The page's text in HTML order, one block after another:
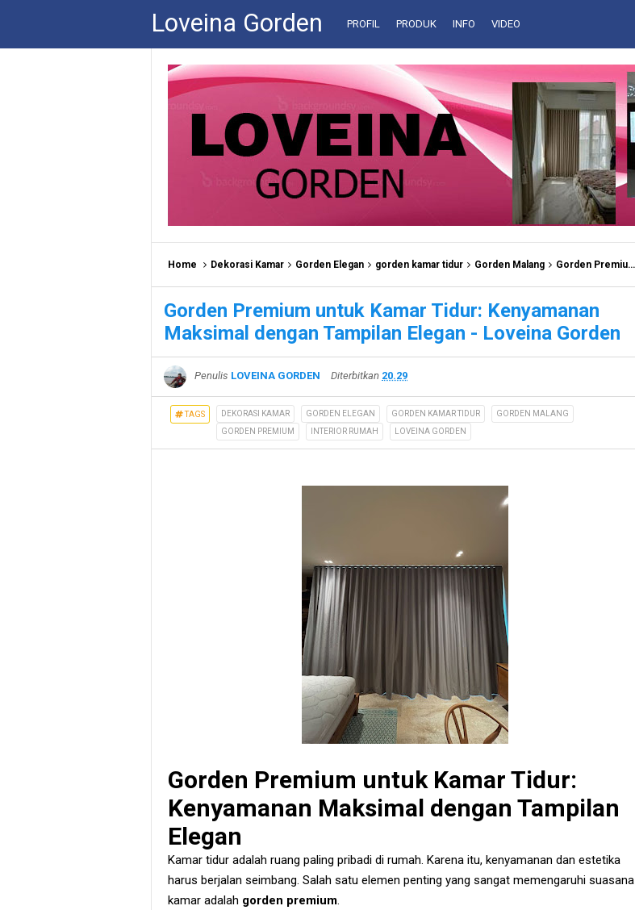
Loveina Gorden PROFIL PRODUK INFO VIDEO
Home Dekorasi Kamar Gorden Elegan gorden kamar tidur Gorden Malang Gorden Premium
Gorden Premium untuk Kamar Tidur: Kenyamanan
Maksimal dengan Tampilan Elegan - Loveina Gorden
Penulis LOVEINA GORDEN Diterbitkan 20.29
TAGS DEKORASI KAMAR GORDEN ELEGAN GORDEN KAMAR TIDUR
GORDEN MALANG
GORDEN PREMIUM
INTERIOR RUMAH LOVEINA GORDEN
Gorden Premium untuk Kamar Tidur:
Kenyamanan Maksimal dengan Tampilan
Elegan
Kamar tidur adalah ruang paling pribadi di rumah. Karena itu, kenyamanan dan estetika
harus berjalan seimbang. Salah satu elemen penting yang sangat memengaruhi suasana
kamar adalah gorden premium.